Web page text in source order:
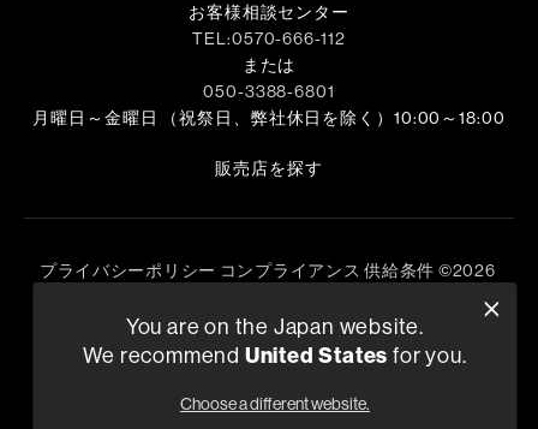
お客様相談センター
TEL:0570-666-112
または
050-3388-6801
月曜日～金曜日 （祝祭日、弊社休日を除く）10:00～18:00
販売店を探す
プライバシーポリシー コンプライアンス 供給条件 ©2026
Harman International Industries, Incorporated 無断転載を禁
じます。
You are on the Japan website.
We recommend United States for you.
Choose a different website.